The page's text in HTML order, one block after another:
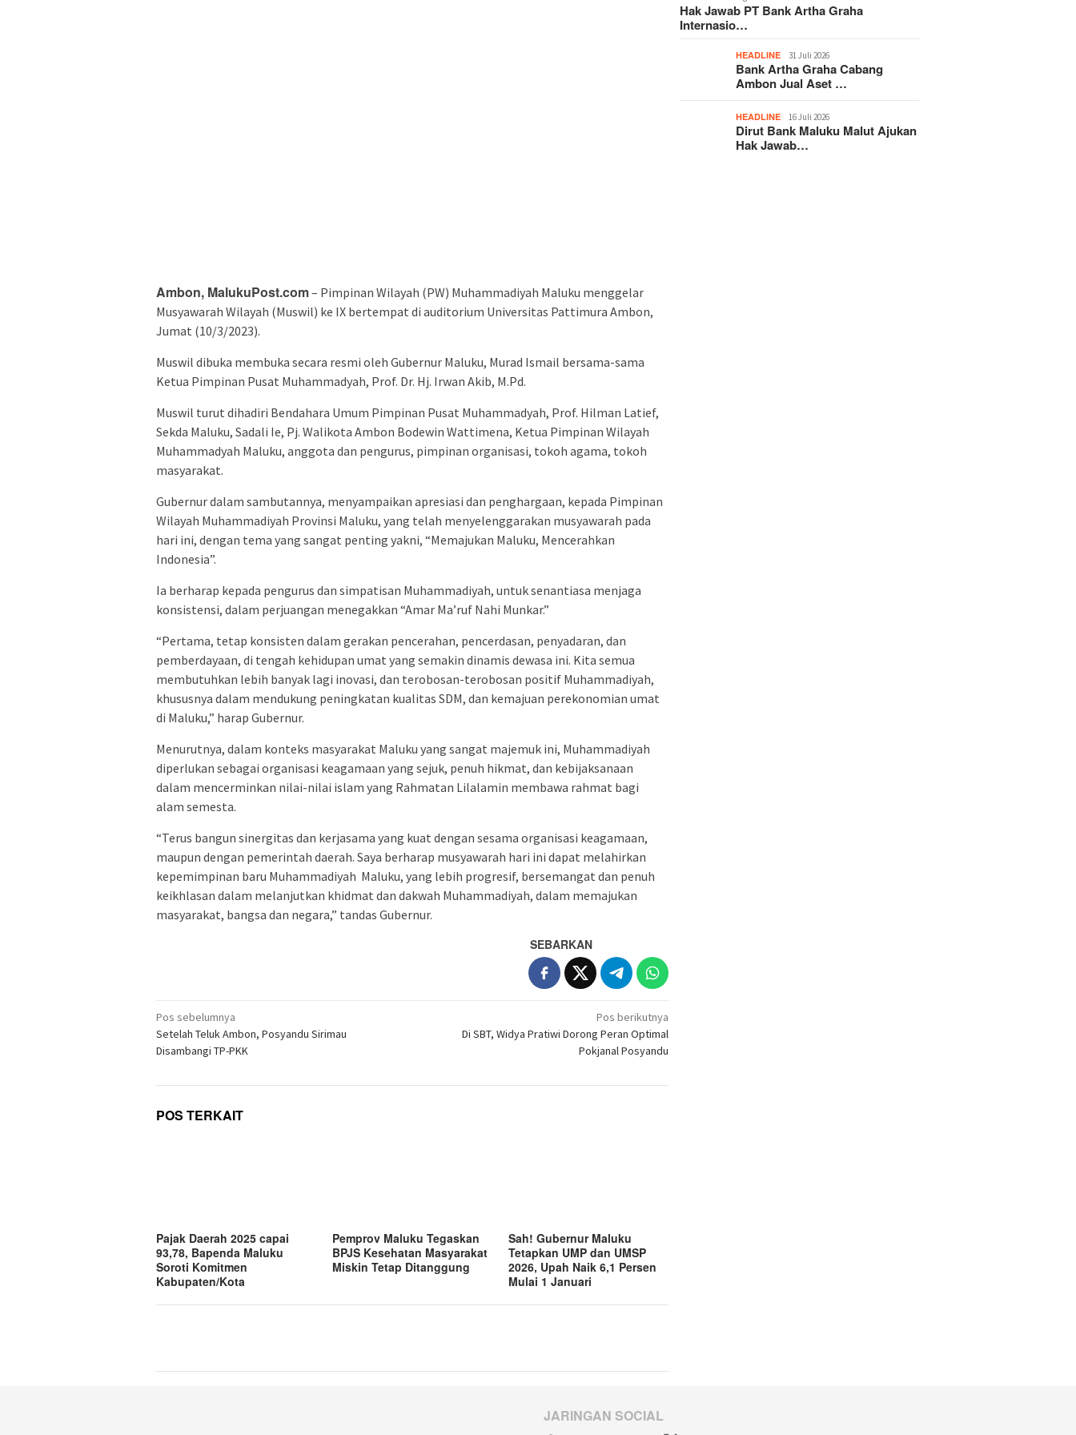
Ambon, MalukuPost.com– Pimpinan Wilayah (PW) Muhammadiyah Maluku menggelar
Musyawarah Wilayah (Muswil) ke IX bertempat di auditorium Universitas Pattimura Ambon,
Jumat (10/3/2023).
Muswil dibuka membuka secara resmi oleh Gubernur Maluku, Murad Ismail bersama-sama
Ketua Pimpinan Pusat Muhammadyah, Prof. Dr. Hj. Irwan Akib, M.Pd.
Muswil turut dihadiri Bendahara Umum Pimpinan Pusat Muhammadyah, Prof. Hilman Latief,
Sekda Maluku, Sadali Ie, Pj. Walikota Ambon Bodewin Wattimena, Ketua Pimpinan Wilayah
Muhammadyah Maluku, anggota dan pengurus, pimpinan organisasi, tokoh agama, tokoh
masyarakat.
Gubernur dalam sambutannya, menyampaikan apresiasi dan penghargaan, kepada Pimpinan
Wilayah Muhammadiyah Provinsi Maluku, yang telah menyelenggarakan musyawarah pada
hari ini, dengan tema yang sangat penting yakni, “Memajukan Maluku, Mencerahkan
Indonesia”.
Ia berharap kepada pengurus dan simpatisan Muhammadiyah, untuk senantiasa menjaga
konsistensi, dalam perjuangan menegakkan “Amar Ma’ruf Nahi Munkar.”
“Pertama, tetap konsisten dalam gerakan pencerahan, pencerdasan, penyadaran, dan
pemberdayaan, di tengah kehidupan umat yang semakin dinamis dewasa ini. Kita semua
membutuhkan lebih banyak lagi inovasi, dan terobosan-terobosan positif Muhammadiyah,
khususnya dalam mendukung peningkatan kualitas SDM, dan kemajuan perekonomian umat
di Maluku,” harap Gubernur.
Menurutnya, dalam konteks masyarakat Maluku yang sangat majemuk ini, Muhammadiyah
diperlukan sebagai organisasi keagamaan yang sejuk, penuh hikmat, dan kebijaksanaan
dalam mencerminkan nilai-nilai islam yang Rahmatan Lilalamin membawa rahmat bagi
alam semesta.
“Terus bangun sinergitas dan kerjasama yang kuat dengan sesama organisasi keagamaan,
maupun dengan pemerintah daerah. Saya berharap musyawarah hari ini dapat melahirkan
kepemimpinan baru Muhammadiyah Maluku, yang lebih progresif, bersemangat dan penuh
keikhlasan dalam melanjutkan khidmat dan dakwah Muhammadiyah, dalam memajukan
masyarakat, bangsa dan negara,” tandas Gubernur.
SEBARKAN
Navigasi
pos
Pos sebelumnya
Setelah Teluk Ambon, Posyandu Sirimau
Disambangi TP-PKK
Pos berikutnya
Di SBT, Widya Pratiwi Dorong Peran Optimal
Pokjanal Posyandu
POS TERKAIT
Pajak Daerah 2025 capai
93,78, Bapenda Maluku
Soroti Komitmen
Kabupaten/Kota
Pemprov Maluku Tegaskan
BPJS Kesehatan Masyarakat
Miskin Tetap Ditanggung
Sah! Gubernur Maluku
Tetapkan UMP dan UMSP
2026, Upah Naik 6,1 Persen
Mulai 1 Januari
Hak Jawab PT Bank Artha Graha
Internasio…
HEADLINE 31 Juli 2026
Bank Artha Graha Cabang
Ambon Jual Aset …
HEADLINE 16 Juli 2026
Dirut Bank Maluku Malut Ajukan
Hak Jawab…
JARINGAN SOCIAL